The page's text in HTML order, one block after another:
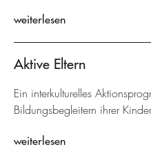
weiterlesen
Aktive Eltern
Ein interkulturelles
Bildungsbegleitern ihrer
weiterlesen